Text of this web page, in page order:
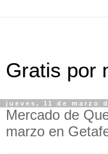
Gratis por
jueves, 11 de marzo
Mercado de
marzo en